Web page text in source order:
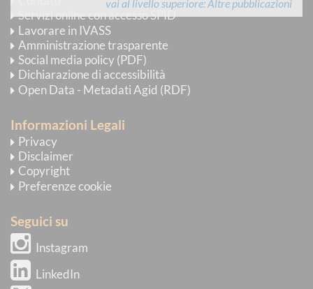
vai al livello superiore Altre pubblicazioni
Servizi online con accesso SPID
Lavorare in IVASS
Amministrazione trasparente
Social media policy (PDF)
Dichiarazione di accessibilità
Open Data - Metadati Agid (RDF)
Informazioni Legali
Privacy
Disclaimer
Copyright
Preferenze cookie
Seguici su
Instagram
LinkedIn